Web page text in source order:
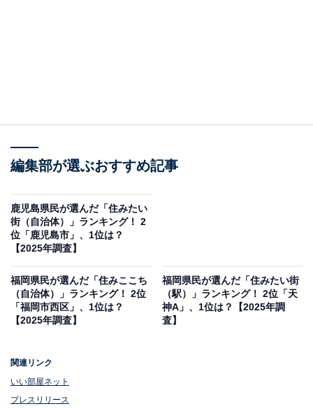
居住者からは「旅行や帰省に便利な立地」「商業施設が
豊富で買い物や外食がしやすい」「子育て環境や医療施
シーンに対応できるまちとして評価されています。
編集部が選ぶおすすめ記事
鹿児島県民が選んだ「住みたい
街（自治体）」ランキング！ 2
位「鹿児島市」、1位は？
【2025年調査】
福岡県民が選んだ「住みここち
（自治体）」ランキング！ 2位
「福岡市西区」、1位は？
【2025年調査】
福岡県民が選んだ「住みたい街
（駅）」ランキング！ 2位「天
神A」、1位は？【2025年調
査】
関連リンク
いい部屋ネット
プレスリリース